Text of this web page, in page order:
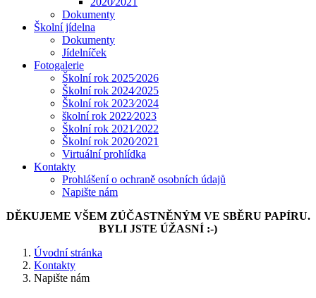
Dokumenty
Školní jídelna
Dokumenty
Jídelníček
Fotogalerie
Školní rok 2025⁄2026
Školní rok 2024⁄2025
Školní rok 2023⁄2024
školní rok 2022⁄2023
Školní rok 2021⁄2022
Školní rok 2020⁄2021
Virtuální prohlídka
Kontakty
Prohlášení o ochraně osobních údajů
Napište nám
DĚKUJEME VŠEM ZÚČASTNĚNÝM VE SBĚRU PAPÍRU.
BYLI JSTE ÚŽASNÍ :-)
Úvodní stránka
Kontakty
Napište nám